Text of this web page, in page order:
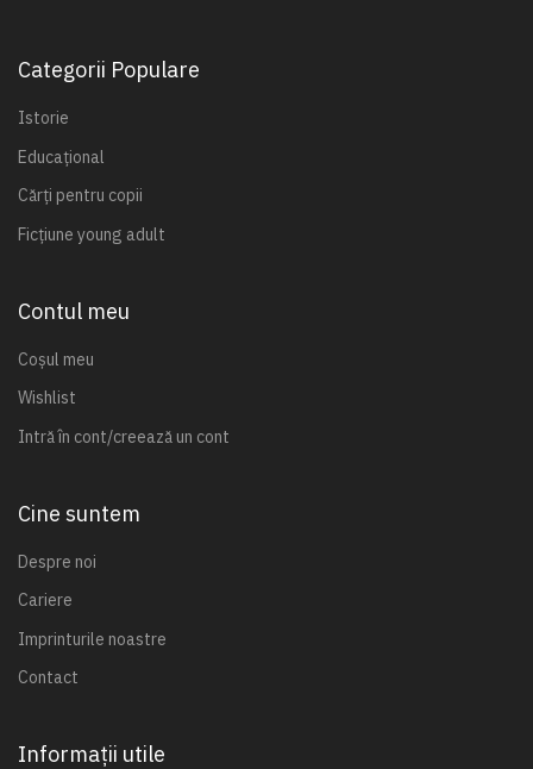
Categorii Populare
Istorie
Educațional
Cărți pentru copii
Ficțiune young adult
Contul meu
Coșul meu
Wishlist
Intră în cont/creează un cont
Cine suntem
Despre noi
Cariere
Imprinturile noastre
Contact
Informații utile